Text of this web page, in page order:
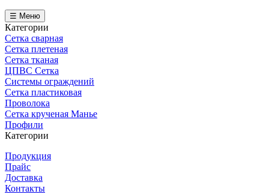
☰ Меню
Категории
Сетка сварная
Сетка плетеная
Сетка тканая
ЦПВС Сетка
Системы ограждений
Сетка пластиковая
Проволока
Сетка крученая Манье
Профили
Категории
Продукция
Прайс
Доставка
Контакты